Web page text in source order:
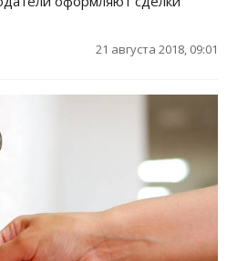
21 августа 2018, 09:01